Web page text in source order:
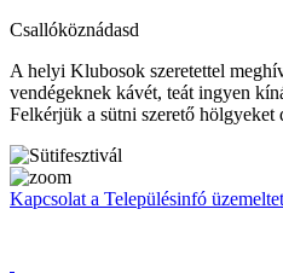
Csallóköznádasd
A helyi Klubosok szeretettel
vendégeknek kávét, teát ingyen
Felkérjük a sütni szerető hölgyeket
Kapcsolat a Településinfó